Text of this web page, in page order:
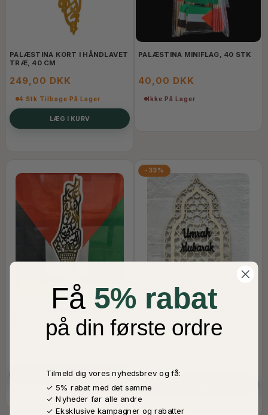
PALÆSTINA KORT I HÅNDLAVET
TRÆ, 40 CM
249,00 DKK
4 Stk Tilbage På Lager
LÆG I KURV
PALÆSTINA MINIFLAG, 40 STK
40,00 DKK
Ikke På Lager
PALESTINE MAP DEKORATION
MED STATIV, GYLDEN HVID
185,00 DKK
LÆG I KURV
-33%
STOR UMRAH MUBARAK
MIHRAB TRÆPYNT
100,00 DKK
Få 5% rabat
på din første ordre
Tilmeld dig vores nyhedsbrev og få:
✓ 5% rabat med det samme
✓ Nyheder før alle andre
✓ Eksklusive kampagner og rabatter